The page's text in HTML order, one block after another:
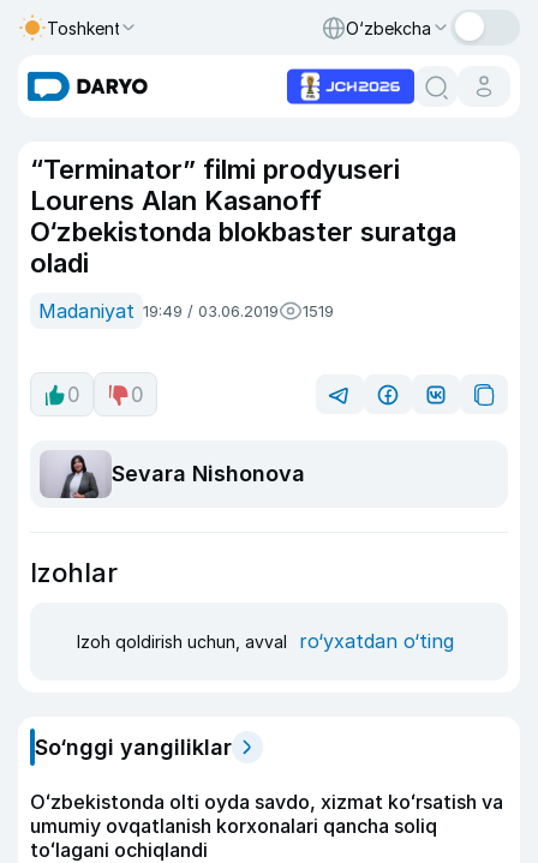
Toshkent O‘zbekcha
“Terminator” filmi prodyuseri
Lourens Alan Kasanoff
O‘zbekistonda blokbaster suratga
oladi
Madaniyat 19:49 / 03.06.2019 1519
0 0
Sevara Nishonova
Izohlar
Izoh qoldirish uchun, avval ro‘yxatdan o‘ting
So‘nggi yangiliklar
Oʻzbekistonda olti oyda savdo, xizmat koʻrsatish va
umumiy ovqatlanish korxonalari qancha soliq
toʻlagani ochiqlandi